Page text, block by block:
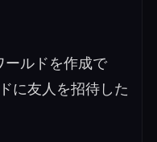
ールドを作成で
に友人を招待した